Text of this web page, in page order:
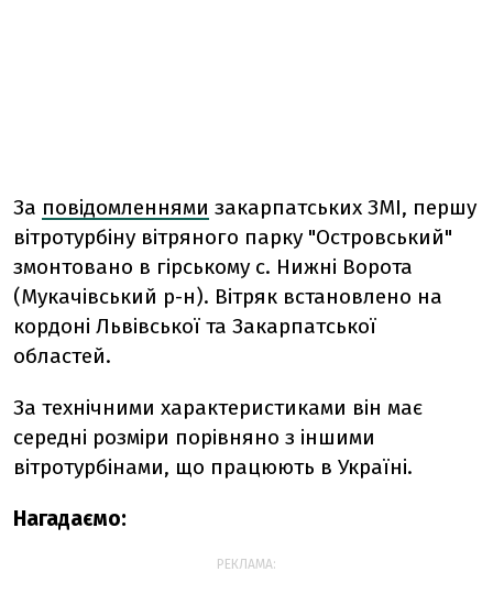
За повідомленнями закарпатських ЗМІ, першу
вітротурбіну вітряного парку "Островський"
змонтовано в гірському с. Нижні Ворота
(Мукачівський р-н). Вітряк встановлено на
кордоні Львівської та Закарпатської
областей.
За технічними характеристиками він має
середні розміри порівняно з іншими
вітротурбінами, що працюють в Україні.
Нагадаємо:
РЕКЛАМА: